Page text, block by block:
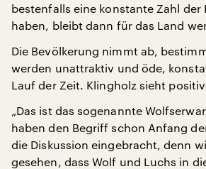
bestenfalls eine konstante Zahl der
haben, bleibt dann für das Land
Die Bevölkerung nimmt ab,
werden unattraktiv und öde,
Lauf der Zeit. Klingholz sieht
„Das ist das sogenannte
haben den Begriff schon Anfang
die Diskussion eingebracht, denn
gesehen, dass Wolf und Luchs in